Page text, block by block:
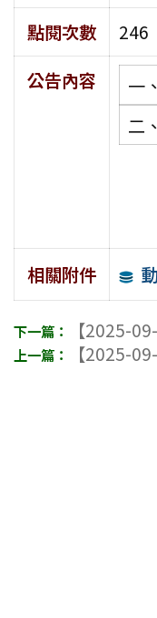
點閱次數
246
公告內容
一、
二、
相關附件
【2025-
【2025-